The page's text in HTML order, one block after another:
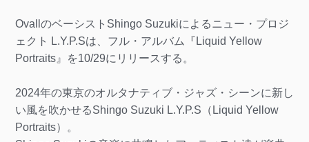
OvallのベーシストShingo Suzukiによるニュー・プロジ
ェクト L.Y.P.Sは、フル・アルバム『Liquid Yellow
Portraits』を10/29にリリースする。
2024年の東京のオルタナティブ・ジャズ・シーンに新し
い風を吹かせるShingo Suzuki L.Y.P.S（Liquid Yellow
Portraits）。